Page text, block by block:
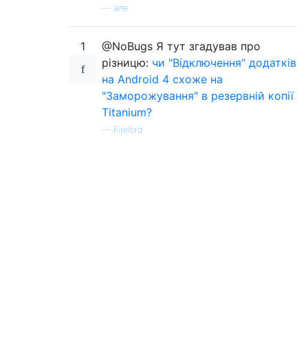
але
1
@NoBugs Я тут згадував про
різницю: чи "Відключення" додатків
на Android 4 схоже на
"Заморожування" в резервній копії
Titanium?
— Firelord